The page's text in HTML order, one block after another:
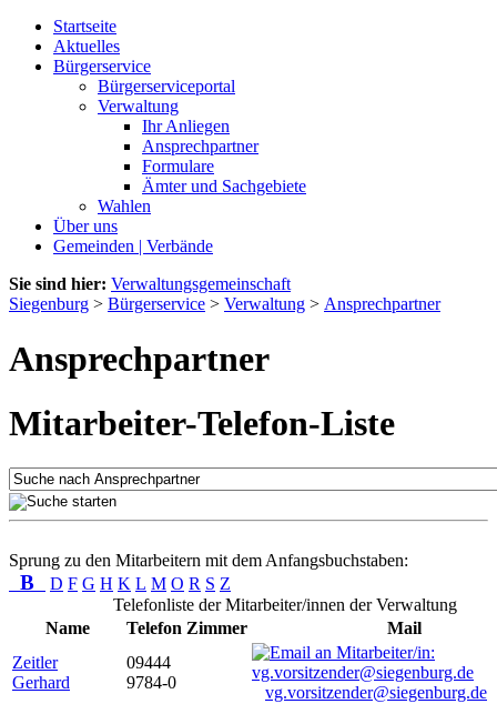
Startseite
Aktuelles
Bürgerservice
Bürgerserviceportal
Verwaltung
Ihr Anliegen
Ansprechpartner
Formulare
Ämter und Sachgebiete
Wahlen
Über uns
Gemeinden | Verbände
Sie sind hier: Verwaltungsgemeinschaft
Siegenburg > Bürgerservice > Verwaltung > Ansprechpartner
Ansprechpartner
Mitarbeiter-Telefon-Liste
Sprung zu den Mitarbeitern mit dem Anfangsbuchstaben:
B D F G H K L M O R S Z
Telefonliste der Mitarbeiter/innen der Verwaltung
Name
Telefon Zimmer
Mail
Zeitler
Gerhard
09444
9784-0
vg.vorsitzender@siegenburg.de